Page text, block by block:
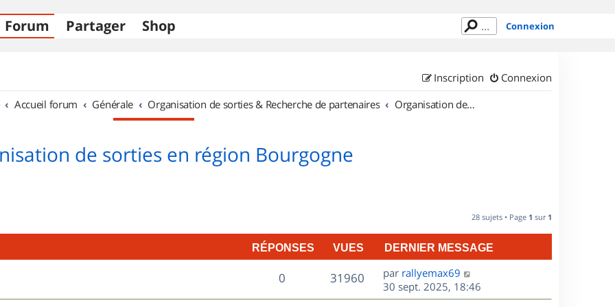
Forum Partager Shop Connexion
Connexion
Inscription
Accueil forum Générale Organisation de sorties & Recherche de partenaires Organisation de sorties en région Bourgogne
de sorties en région Bourgogne
28 sujets • Page 1 sur 1
RÉPONSES VUES DERNIER MESSAGE
0R
é
31960V
u
D
e
r
par rallyemax69
30 sept. 2025, 18:46